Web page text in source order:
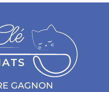
GAGNON